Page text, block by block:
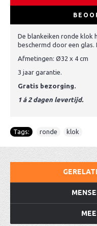
De blankeiken ronde
beschermd door een glas.
Afmetingen: Ø32 x 4 cm
3 jaar garantie.
Gratis bezorging.
1 á 2 dagen levertijd.
Tags: ronde klok